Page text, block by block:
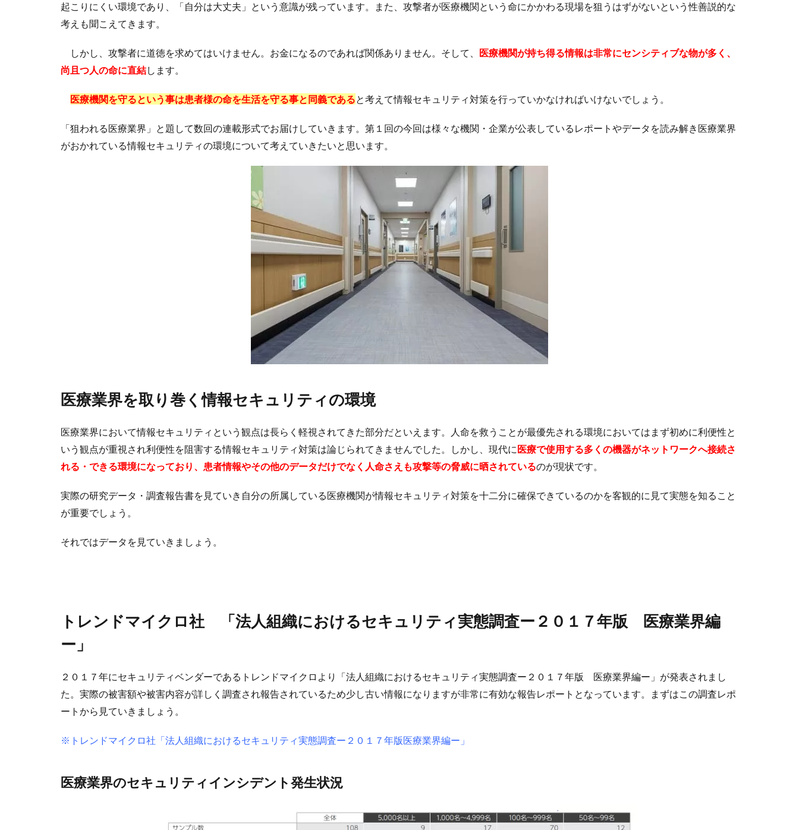
起こりにくい環境であり、「自分は大丈夫」という意識が残っています。また、攻撃者が医療機関という命にかかわる現場を狙うはずがないという性善説的な
考えも聞こえてきます。
しかし、攻撃者に道徳を求めてはいけません。お金になるのであれば関係ありません。そして、
医療機関が持ち得る情報は非常にセンシティブな物が多く、
尚且つ人の命に直結します。
医療機関を守るという事は患者様の命を生活を守る事と同義であると考えて情報セキュリティ対策を行っていかなければいけないでしょう。
「狙われる医療業界」と題して数回の連載形式でお届けしていきます。第１回の今回は様々な機関・企業が公表しているレポートやデータを読み解き医療業界
がおかれている情報セキュリティの環境について考えていきたいと思います。
医療業界を取り巻く情報セキュリティの環境
医療業界において情報セキュリティという観点は長らく軽視されてきた部分だといえます。人命を救うことが最優先される環境においてはまず初めに利便性と
いう観点が重視され利便性を阻害する情報セキュリティ対策は論じられてきませんでした。しかし、現代に 医療で使用する多くの機器がネットワークへ接続さ
れる・できる環境になっており、患者情報やその他のデータだけでなく人命さえも攻撃等の脅威に晒されているのが現状です。
実際の研究データ・調査報告書を見ていき自分の所属している医療機関が情報セキュリティ対策を十二分に確保できているのかを客観的に見て実態を知ること
が重要でしょう。
それではデータを見ていきましょう。
トレンドマイクロ社 「法人組織におけるセキュリティ実態調査ー２０１７年版 医療業界編
ー」
２０１７年にセキュリティベンダーであるトレンドマイクロより「法人組織におけるセキュリティ実態調査ー２０１７年版 医療業界編ー」が発表されまし
た。実際の被害額や被害内容が詳しく調査され報告されているため少し古い情報になりますが非常に有効な報告レポートとなっています。まずはこの調査レポ
ートから見ていきましょう。
※ トレンドマイクロ社「法人組織におけるセキュリティ実態調査ー２０１７年版医療業界編ー」
医療業界のセキュリティインシデント発生状況